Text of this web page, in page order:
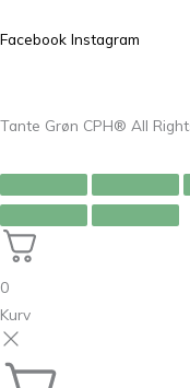
Facebook Instagram
Tante Grøn CPH® All
0
Kurv